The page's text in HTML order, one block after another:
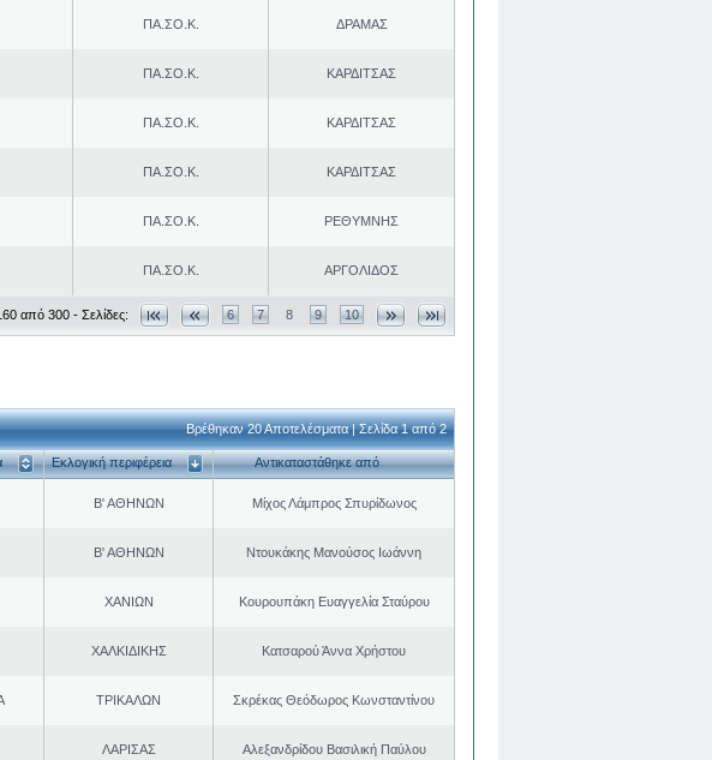
ΠΑ.ΣΟ.Κ. ΔΡΑΜΑΣ
ΠΑ.ΣΟ.Κ. ΚΑΡΔΙΤΣΑΣ
ΠΑ.ΣΟ.Κ. ΚΑΡΔΙΤΣΑΣ
ΠΑ.ΣΟ.Κ. ΚΑΡΔΙΤΣΑΣ
ΠΑ.ΣΟ.Κ. ΡΕΘΥΜΝΗΣ
ΠΑ.ΣΟ.Κ. ΑΡΓΟΛΙΔΟΣ
από 300 - Σελίδες: 6 7 8 9 10
Βρέθηκαν 20 Αποτελέσματα | Σελίδα 1 από 2
Εκλογική περιφέρεια Αντικαταστάθηκε από
Β' ΑΘΗΝΩΝ Μίχος Λάμπρος Σπυρίδωνος
Β' ΑΘΗΝΩΝ Ντουκάκης Μανούσος Ιωάννη
ΧΑΝΙΩΝ Κουρουπάκη Ευαγγελία Σταύρου
ΧΑΛΚΙΔΙΚΗΣ Κατσαρού Άννα Χρήστου
ΤΡΙΚΑΛΩΝ Σκρέκας Θεόδωρος Κωνσταντίνου
ΛΑΡΙΣΑΣ Αλεξανδρίδου Βασιλική Παύλου